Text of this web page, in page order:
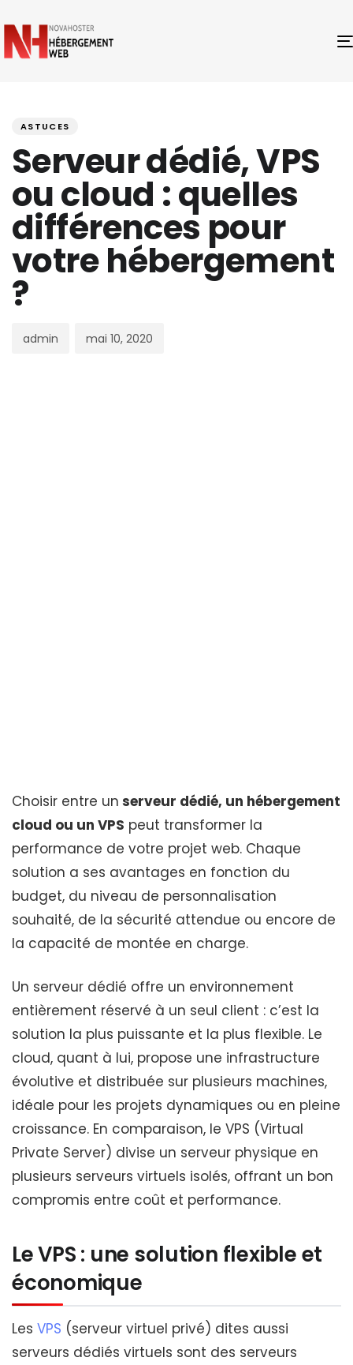
ASTUCES
Serveur dédié, VPS
ou cloud : quelles
différences pour
votre hébergement
?
admin
on:
mai 10, 2020
Choisir entre un serveur dédié, un hébergement
cloud ou un VPS peut transformer la
performance de votre projet web. Chaque
solution a ses avantages en fonction du
budget, du niveau de personnalisation
souhaité, de la sécurité attendue ou encore de
la capacité de montée en charge.
Un serveur dédié offre un environnement
entièrement réservé à un seul client : c’est la
solution la plus puissante et la plus flexible. Le
cloud, quant à lui, propose une infrastructure
évolutive et distribuée sur plusieurs machines,
idéale pour les projets dynamiques ou en pleine
croissance. En comparaison, le VPS (Virtual
Private Server) divise un serveur physique en
plusieurs serveurs virtuels isolés, offrant un bon
compromis entre coût et performance.
Le VPS : une solution flexible et
économique
Les VPS (serveur virtuel privé) dites aussi
serveurs dédiés virtuels sont des serveurs